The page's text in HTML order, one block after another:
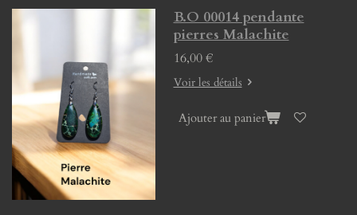
B.O 00014 pendante
pierres Malachite
16,00 €
Voir les détails
Ajouter au panier